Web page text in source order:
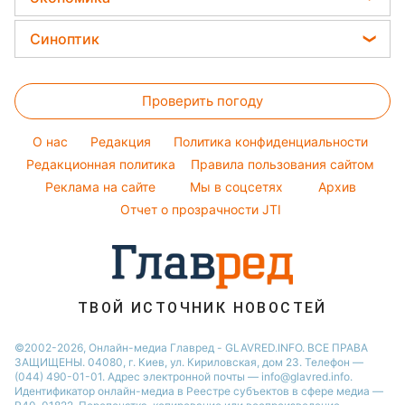
София Ротару
Ольга Сумская
Елена Зеленская
Кейт Миддлтон
Новости Полтавы
Новости Сум
Новости Черкассы
Новости Львова
Новости Запорожья
Новости Днепра
Простые блюда
Легкие десерты
Праздничное меню
Уборка
Авто
Комнатные растения
Цены на продукты
Денежная помощь
Тарифы
Курс валют
Синоптик
Магнитные бури
Погода на сегодня
Погода на завтра
Пылевая буря
Проверить погоду
O нас Редакция
Политика конфиденциальности
Редакционная политика
Правила пользования сайтом
Реклама на сайте
Мы в соцсетях
Архив
Отчет о прозрачности JTI
ТВОЙ ИСТОЧНИК НОВОСТЕЙ
©2002-2026, Онлайн-медиа Главред - GLAVRED.INFO. ВСЕ ПРАВА
ЗАЩИЩЕНЫ. 04080, г. Киев, ул. Кириловская, дом 23. Телефон —
(044) 490-01-01. Адрес электронной почты — info@glavred.info.
Идентификатор онлайн-медиа в Реестре cубъектов в сфере медиа —